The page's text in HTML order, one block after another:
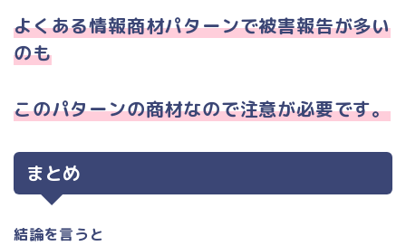
よくある情報商材パターンで被害報告が多い
のも
このパターンの商材なので注意が必要です。
まとめ
結論を言うと